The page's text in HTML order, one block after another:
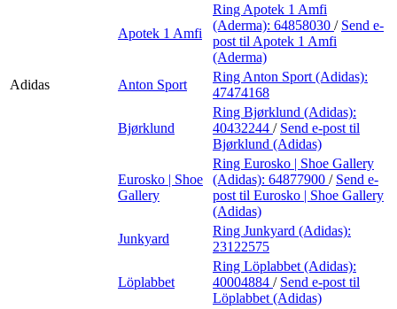
Apotek 1 Amfi
Ring Apotek 1 Amfi
(Aderma): 64858030 / Send e-
post til Apotek 1 Amfi
(Aderma)
Adidas
Anton Sport
Ring Anton Sport (Adidas):
47474168
Bjørklund
Ring Bjørklund (Adidas):
40432244 / Send e-post til
Bjørklund (Adidas)
Eurosko | Shoe
Gallery
Ring Eurosko | Shoe Gallery
(Adidas): 64877900 / Send e-
post til Eurosko | Shoe Gallery
(Adidas)
Junkyard
Ring Junkyard (Adidas):
23122575
Löplabbet
Ring Löplabbet (Adidas):
40004884 / Send e-post til
Löplabbet (Adidas)